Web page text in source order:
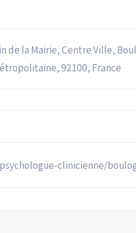
de la Mairie, Centre Ville,
92100, France
clinicienne/